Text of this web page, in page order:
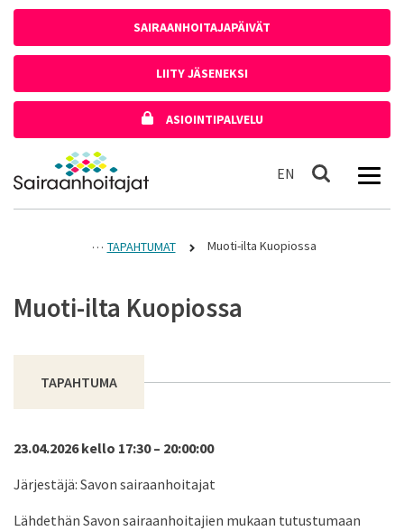
SAIRAANHOITAJAPÄIVÄT
LIITY JÄSENEKSI
ASIOINTIPALVELU
Etusivulle
EN In English
Haku
TAPAHTUMAT Muoti-ilta Kuopiossa
Muoti-ilta Kuopiossa
TAPAHTUMA
23.04.2026 kello 17:30 – 20:00:00
Järjestäjä: Savon sairaanhoitajat
Lähdethän Savon sairaanhoitajien mukaan tutustumaan